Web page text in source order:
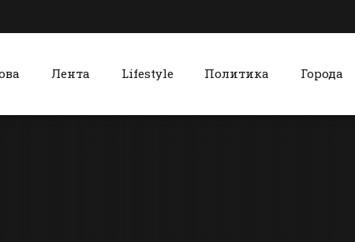
Лента Lifestyle Политика Города